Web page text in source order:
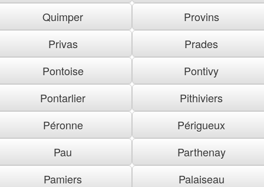
Quimper
Provins
Privas
Prades
Pontoise
Pontivy
Pontarlier
Pithiviers
Péronne
Périgueux
Pau
Parthenay
Pamiers
Palaiseau